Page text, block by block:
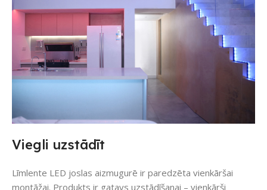
Viegli uzstādīt
Līmlente LED joslas aizmugurē ir paredzēta vienkāršai
montāžai. Produkts ir gatavs uzstādīšanai – vienkārši